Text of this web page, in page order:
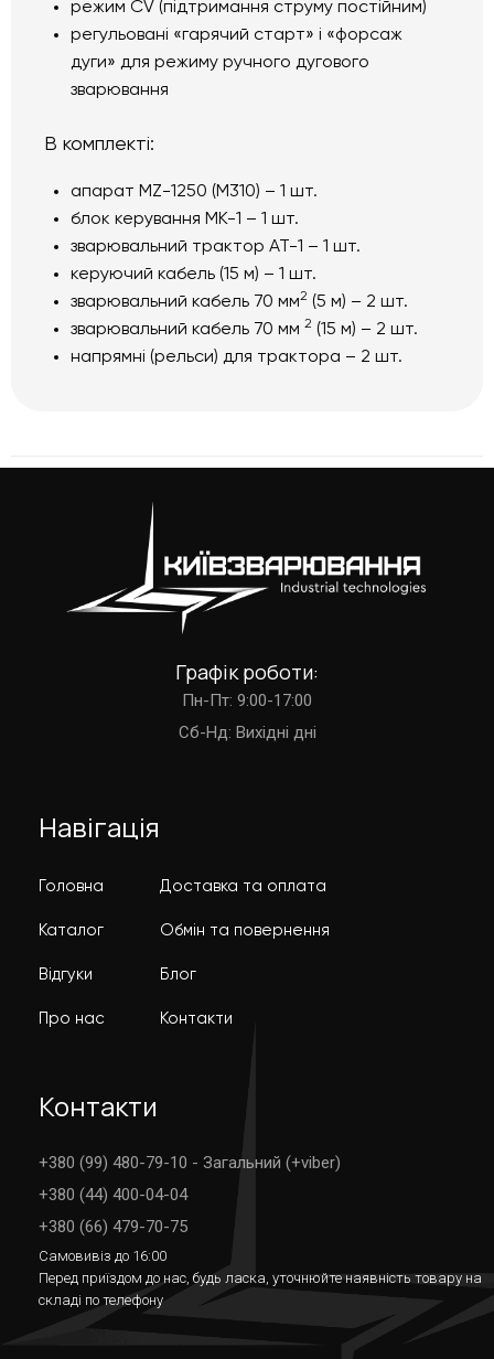
режим CV (підтримання струму постійним)
регульовані «гарячий старт» і «форсаж
дуги» для режиму ручного дугового
зварювання
В комплекті:
апарат MZ-1250 (M310) – 1 шт.
блок керування МК-1 – 1 шт.
зварювальний трактор АТ-1 – 1 шт.
керуючий кабель (15 м) – 1 шт.
зварювальний кабель 70 мм2 (5 м) – 2 шт.
зварювальний кабель 70 мм 2 (15 м) – 2 шт.
напрямні (рельси) для трактора – 2 шт.
Графік роботи:
Пн-Пт: 9:00-17:00
Cб-Нд: Вихідні дні
Навігація
Головна
Каталог
Відгуки
Про нас
Доставка та оплата
Обмін та повернення
Блог
Контакти
Контакти
+380 (99) 480-79-10 - Загальний (+viber)
+380 (44) 400-04-04
+380 (66) 479-70-75
Самовивіз до 16:00
Перед приїздом до нас, будь ласка, уточнюйте наявність товару на
складі по телефону